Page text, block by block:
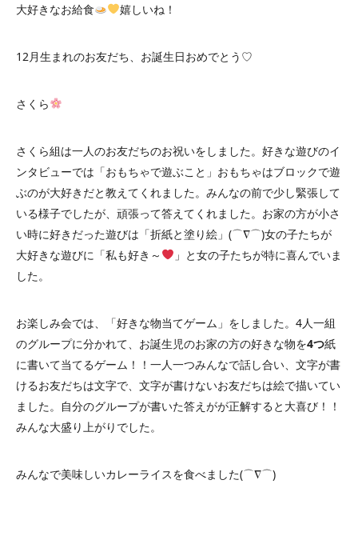
大好きなお給食 嬉しいね！
12月生まれのお友だち、お誕生日おめでとう♡
さくら
さくら組は一人のお友だちのお祝いをしました。好きな遊びのイ
ンタビューでは「おもちゃで遊ぶこと」おもちゃはブロックで遊
ぶのが大好きだと教えてくれました。みんなの前で少し緊張して
いる様子でしたが、頑張って答えてくれました。お家の方が小さ
い時に好きだった遊びは「折紙と塗り絵」(⌒∇⌒)女の子たちが
大好きな遊びに「私も好き～
」と女の子たちが特に喜んでいま
した。
お楽しみ会では、「好きな物当てゲーム」をしました。4人一組
のグループに分かれて、お誕生児のお家の方の好きな物を4つ紙
に書いて当てるゲーム！！一人一つみんなで話し合い、文字が書
けるお友だちは文字で、文字が書けないお友だちは絵で描いてい
ました。自分のグループが書いた答えがが正解すると大喜び！！
みんな大盛り上がりでした。
みんなで美味しいカレーライスを食べました(⌒∇⌒)